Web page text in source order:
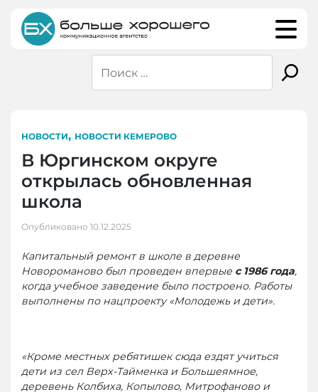
content
НОВОСТИ, НОВОСТИ КЕМЕРОВО
В Юргинском округе
открылась обновленная
школа
Опубликовано 10.12.2025
Капитальный ремонт в школе в деревне
Новороманово был проведен впервые с 1986 года,
когда учебное заведение было построено. Работы
выполнены по нацпроекту «Молодежь и дети».
«Кроме местных ребятишек сюда ездят учиться
дети из сел Верх-Тайменка и Большеямное,
деревень Колбиха, Копылово, Митрофаново и